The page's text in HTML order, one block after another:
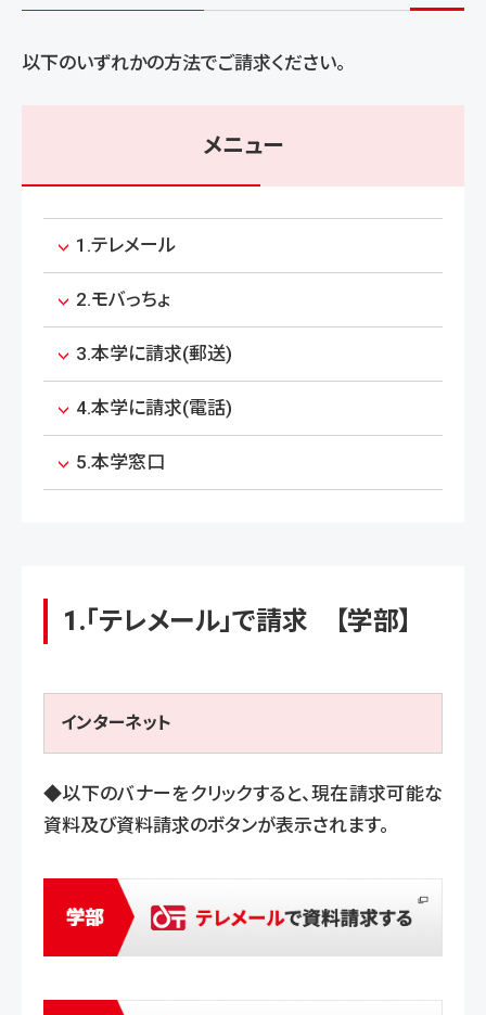
以下のいずれかの方法でご請求ください。
メニュー
1.テレメール
2.モバっちょ
3.本学に請求(郵送)
4.本学に請求(電話)
5.本学窓口
1.「テレメール」で請求 【学部】
インターネット
◆以下のバナーをクリックすると、現在請求可能な
資料及び資料請求のボタンが表示されます。